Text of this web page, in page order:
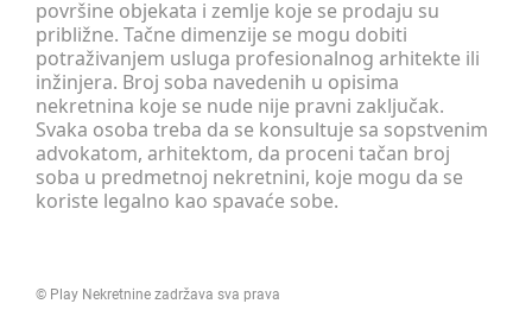
površine objekata i zemlje koje se prodaju su
približne. Tačne dimenzije se mogu dobiti
potraživanjem usluga profesionalnog arhitekte ili
inžinjera. Broj soba navedenih u opisima
nekretnina koje se nude nije pravni zaključak.
Svaka osoba treba da se konsultuje sa sopstvenim
advokatom, arhitektom, da proceni tačan broj
soba u predmetnoj nekretnini, koje mogu da se
koriste legalno kao spavaće sobe.
© Play Nekretnine zadržava sva prava